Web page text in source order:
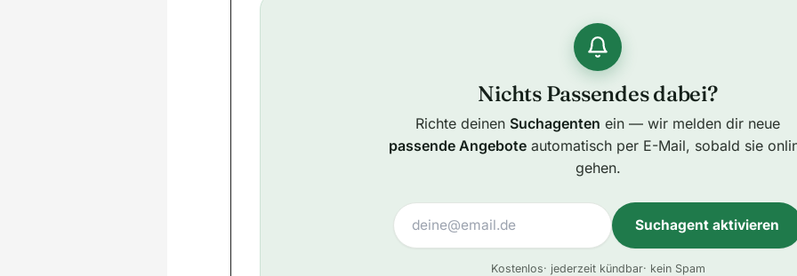
Nichts Passendes dabei?
Richte deinen Suchagenten ein — wir melden dir neue
passende Angeboteautomatisch per E-Mail, sobald sie
gehen.
Suchagent aktivieren
Kostenlos· jederzeit kündbar· kein Spam